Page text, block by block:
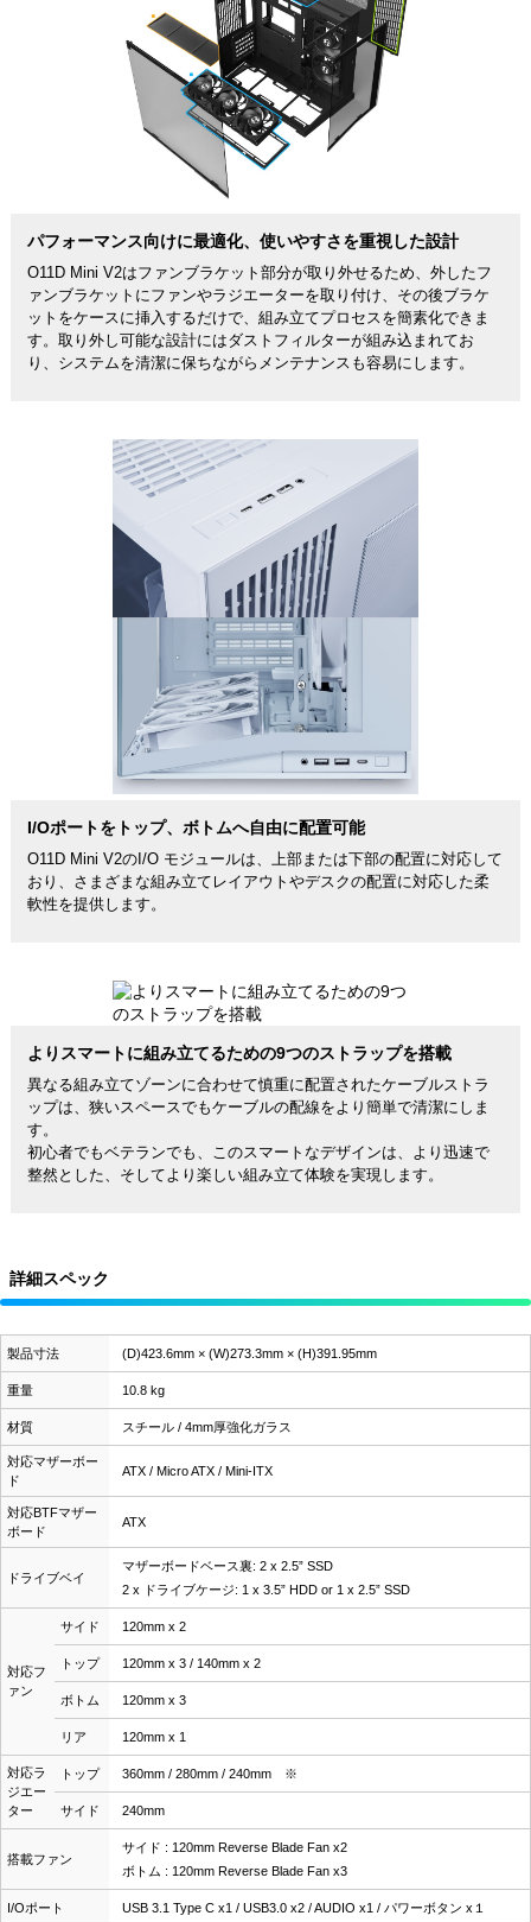
パフォーマンス向けに最適化、使いやすさを重視した設計
O11D Mini V2はファンブラケット部分が取り外せるため、外したフ
ァンブラケットにファンやラジエーターを取り付け、その後ブラケ
ットをケースに挿入するだけで、組み立てプロセスを簡素化できま
す。取り外し可能な設計にはダストフィルターが組み込まれてお
り、システムを清潔に保ちながらメンテナンスも容易にします。
I/Oポートをトップ、ボトムへ自由に配置可能
O11D Mini V2のI/O モジュールは、上部または下部の配置に対応して
おり、さまざまな組み立てレイアウトやデスクの配置に対応した柔
軟性を提供します。
よりスマートに組み立てるための9つのストラップを搭載
異なる組み立てゾーンに合わせて慎重に配置されたケーブルストラ
ップは、狭いスペースでもケーブルの配線をより簡単で清潔にしま
す。
初心者でもベテランでも、このスマートなデザインは、より迅速で
整然とした、そしてより楽しい組み立て体験を実現します。
詳細スペック
製品寸法 (D)423.6mm × (W)273.3mm × (H)391.95mm
重量 10.8 kg
材質 スチール / 4mm厚強化ガラス
対応マザーボー
ド
ATX / Micro ATX / Mini-ITX
対応BTFマザー
ボード
ATX
ドライブベイ
マザーボードベース裏: 2 x 2.5” SSD
2 x ドライブケージ: 1 x 3.5” HDD or 1 x 2.5” SSD
対応フ
ァン
サイド 120mm x 2
トップ 120mm x 3 / 140mm x 2
ボトム 120mm x 3
リア 120mm x 1
対応ラ
ジエー
ター
トップ 360mm / 280mm / 240mm ※
サイド 240mm
搭載ファン
サイド : 120mm Reverse Blade Fan x2
ボトム : 120mm Reverse Blade Fan x3
I/Oポート USB 3.1 Type C x1 / USB3.0 x2 / AUDIO x1 / パワーボタン x１